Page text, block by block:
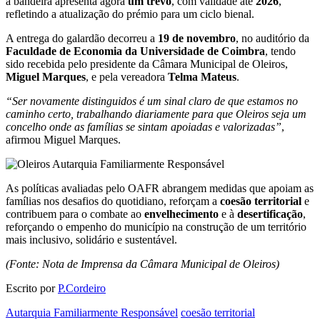
refletindo a atualização do prémio para um ciclo bienal.
A entrega do galardão decorreu a 19 de novembro, no auditório da
Faculdade de Economia da Universidade de Coimbra, tendo
sido recebida pelo presidente da Câmara Municipal de Oleiros,
Miguel Marques, e pela vereadora Telma Mateus.
“Ser novamente distinguidos é um sinal claro de que estamos no
caminho certo, trabalhando diariamente para que Oleiros seja um
concelho onde as famílias se sintam apoiadas e valorizadas”,
afirmou Miguel Marques.
As políticas avaliadas pelo OAFR abrangem medidas que apoiam as
famílias nos desafios do quotidiano, reforçam a coesão territorial e
contribuem para o combate ao envelhecimento e à desertificação,
reforçando o empenho do município na construção de um território
mais inclusivo, solidário e sustentável.
(Fonte: Nota de Imprensa da Câmara Municipal de Oleiros)
Escrito porP.Cordeiro
Autarquia Familiarmente Responsável coesão territorial